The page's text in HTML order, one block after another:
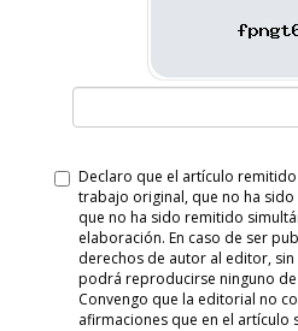
Declaro que el artículo
trabajo original, que no ha
que no ha sido remitido
elaboración. En caso de ser
derechos de autor al editor,
podrá reproducirse ninguno
Convengo que la editorial no
afirmaciones que en el artículo